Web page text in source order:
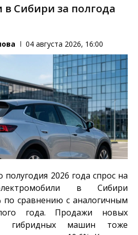
Сибири за полгода
04 августа 2026, 16:00
2026 года спрос на
в Сибири
по сравнению с аналогичным
года. Продажи новых
и гибридных машин тоже